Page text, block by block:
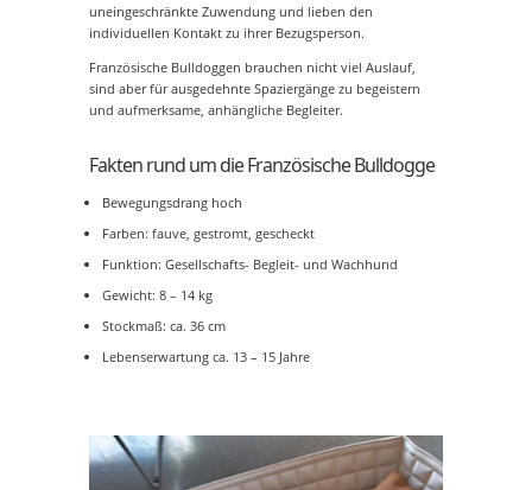
uneingeschränkte Zuwendung und lieben den
individuellen Kontakt zu ihrer Bezugsperson.
Französische Bulldoggen brauchen nicht viel Auslauf,
sind aber für ausgedehnte Spaziergänge zu begeistern
und aufmerksame, anhängliche Begleiter.
Fakten rund um die Französische Bulldogge
Bewegungsdrang hoch
Farben: fauve, gestromt, gescheckt
Funktion: Gesellschafts- Begleit- und Wachhund
Gewicht: 8 – 14 kg
Stockmaß: ca. 36 cm
Lebenserwartung ca. 13 – 15 Jahre